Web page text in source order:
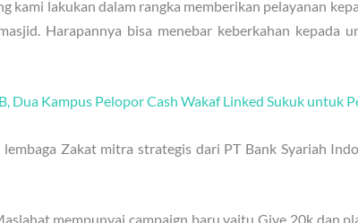
kami lakukan dalam rangka memberikan pelayanan
Harapannya bisa menebar keberkahan
Dua Kampus Pelopor Cash Wakaf Linked Sukuk untuk
lembaga Zakat mitra strategis dari PT Bank Syariah
mempunyai campaign baru yaitu Give 20k dan